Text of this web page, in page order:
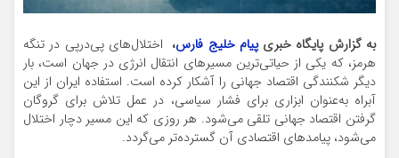
به گزارش پایگاه خبریپیام خلیج فارس، اختلال‌های پی‌درپی در تنگه
هرمز، که یکی از حیاتی‌ترین مسیرهای انتقال انرژی در جهان است، بار
دیگر شکنندگی اقتصاد جهانی را آشکار کرده است. استفاده ایران از این
آبراه به‌عنوان ابزاری برای فشار سیاسی، در عمل تلاش برای گروگان
گرفتن اقتصاد جهانی تلقی می‌شود. هر روزی که این مسیر دچار اختلال
می‌شود، پیامدهای اقتصادی آن گسترده‌تر می‌گردد.